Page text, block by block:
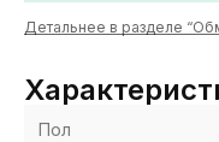
Детальнее в разделе
Пол